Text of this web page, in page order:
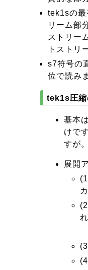
tek1sの最
リーム部
ストリー
トストリ
s7符号の
位で読み
tek1s圧縮
基本
けで
すが。
展開